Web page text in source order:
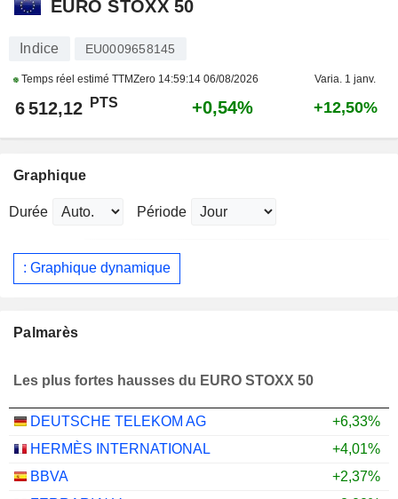
EURO STOXX 50
Indice EU0009658145
Temps réel estimé TTMZero 14:59:14 06/08/2026 Varia. 1 janv.
6 512,12 PTS +0,54% +12,50%
Graphique
Durée Période
: Graphique dynamique
Palmarès
Les plus fortes hausses du EURO STOXX 50
DEUTSCHE TELEKOM AG
+6,33%
HERMÈS INTERNATIONAL
+4,01%
BBVA
+2,37%